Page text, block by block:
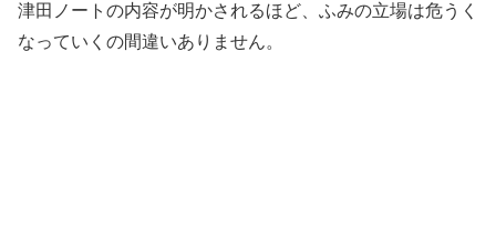
津田ノートの内容が明かされるほど、ふみの立場は危うく
なっていくの間違いありません。